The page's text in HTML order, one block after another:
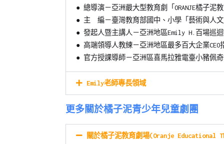
● 總導演－亞洲最大型教育劇「ORANJE橘子泥
● 主 編－臺灣教育部國中、小學「藝術與人
● 發起人暨主講人－亞洲地區Emily H.百場巡
● 高端領導人教練－亞洲地區最多百大企業CEO
● 官方授課導師－亞洲區喜馬拉雅電臺小豬佩
Emily老師專長領域
更多關於橘子泥青少年兒童劇團
關於橘子泥教育劇場(Oranje Educational